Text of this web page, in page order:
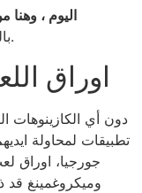
اليوم ، وهنا
بالمقامرة المباشرة في الكازينو عبر الإنترنت.
اوراق
دون أي الكازينوهات
تطبيقات لمحاولة
جورجيا، اوراق
وميكروغمينغ قد